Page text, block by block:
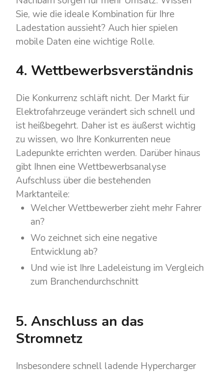
Sie, wie die ideale Kombination für Ihre
Ladestation aussieht? Auch hier spielen
mobile Daten eine wichtige Rolle.
4. Wettbewerbsverständnis
Die Konkurrenz schläft nicht. Der Markt für
Elektrofahrzeuge verändert sich schnell und
ist heißbegehrt. Daher ist es äußerst wichtig
zu wissen, wo Ihre Konkurrenten neue
Ladepunkte errichten werden. Darüber hinaus
gibt Ihnen eine Wettbewerbsanalyse
Aufschluss über die bestehenden
Marktanteile:
Welcher Wettbewerber zieht mehr Fahrer
an?
Wo zeichnet sich eine negative
Entwicklung ab?
Und wie ist Ihre Ladeleistung im Vergleich
zum Branchendurchschnitt
5. Anschluss an das
Stromnetz
Insbesondere schnell ladende Hypercharger